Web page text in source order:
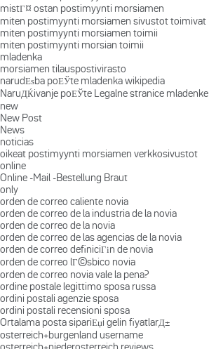
mistГ¤ ostan postimyynti morsiamen
miten postimyynti morsiamen sivustot toimivat
miten postimyynti morsiamen toimii
miten postimyynti morsian toimii
mladenka
morsiamen tilauspostivirasto
narudЕѕba poЕЎte mladenka wikipedia
NaruДЌivanje poЕЎte Legalne stranice mladenke
new
New Post
News
noticias
oikeat postimyynti morsiamen verkkosivustot
online
Online -Mail -Bestellung Braut
only
orden de correo caliente novia
orden de correo de la industria de la novia
orden de correo de la novia
orden de correo de las agencias de la novia
orden de correo definiciГіn de novia
orden de correo lГ©sbico novia
orden de correo novia vale la pena?
ordine postale legittimo sposa russa
ordini postali agenzie sposa
ordini postali recensioni sposa
Ortalama posta sipariЕџi gelin fiyatlarД±
osterreich+burgenland username
osterreich+niederosterreich reviews